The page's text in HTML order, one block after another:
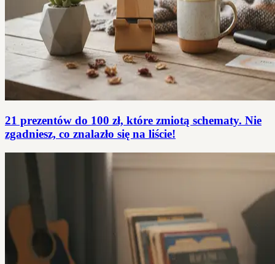
21 prezentów do 100 zł, które zmiotą schematy. Nie
zgadniesz, co znalazło się na liście!